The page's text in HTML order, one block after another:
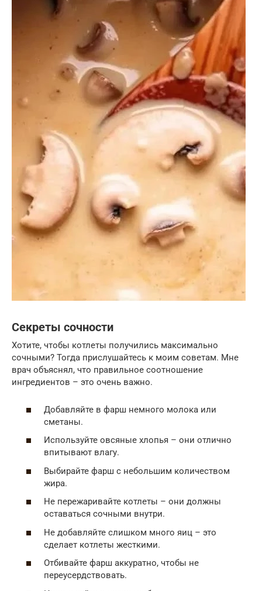
Секреты сочности
Хотите, чтобы котлеты получились максимально
сочными? Тогда прислушайтесь к моим советам. Мне
врач объяснял, что правильное соотношение
ингредиентов – это очень важно.
Добавляйте в фарш немного молока или
сметаны.
Используйте овсяные хлопья – они отлично
впитывают влагу.
Выбирайте фарш с небольшим количеством
жира.
Не пережаривайте котлеты – они должны
оставаться сочными внутри.
Не добавляйте слишком много яиц – это
сделает котлеты жесткими.
Отбивайте фарш аккуратно, чтобы не
переусердствовать.